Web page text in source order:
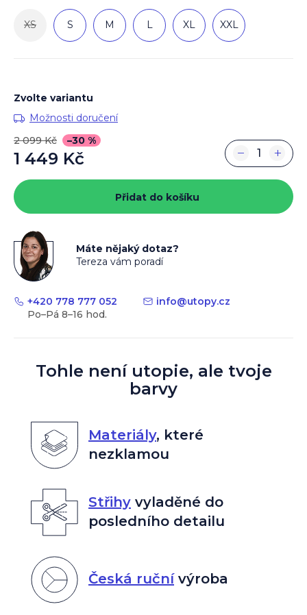
XS S M L XL XXL
Zvolte variantu
Možnosti doručení
2 099 Kč
–30 %
1 449 Kč
cena:
+
−
Přidat do košíku
Máte nějaký dotaz?
Tereza vám poradí
+420 778 777 052 info@utopy.cz
Tohle není utopie, ale tvoje
barvy
Materiály, které
nezklamou
Střihyvyladěné do
posledního detailu
Česká ručnívýroba